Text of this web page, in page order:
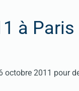
à Paris
octobre 2011 pour